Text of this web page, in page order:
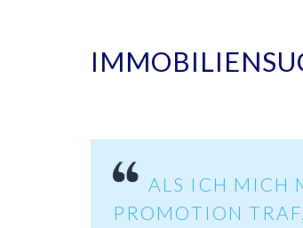
ALS ICH MICH
PROMOTION